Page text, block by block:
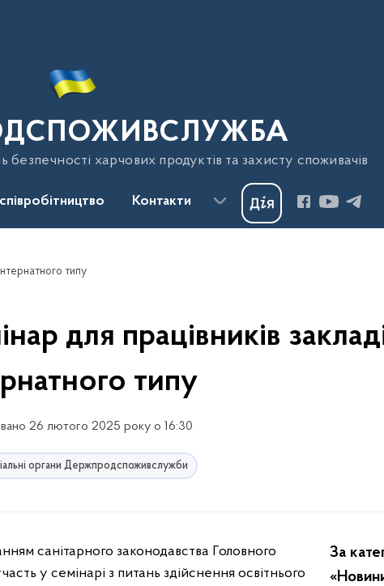
харчових продуктів та захисту споживачів
Контакти
типу
для працівників
типу
26 лютого 2025 року о 16:30
органи Держпродспоживслужби
санітарного законодавства Головного
у семінарі з питань здійснення освітнього
За